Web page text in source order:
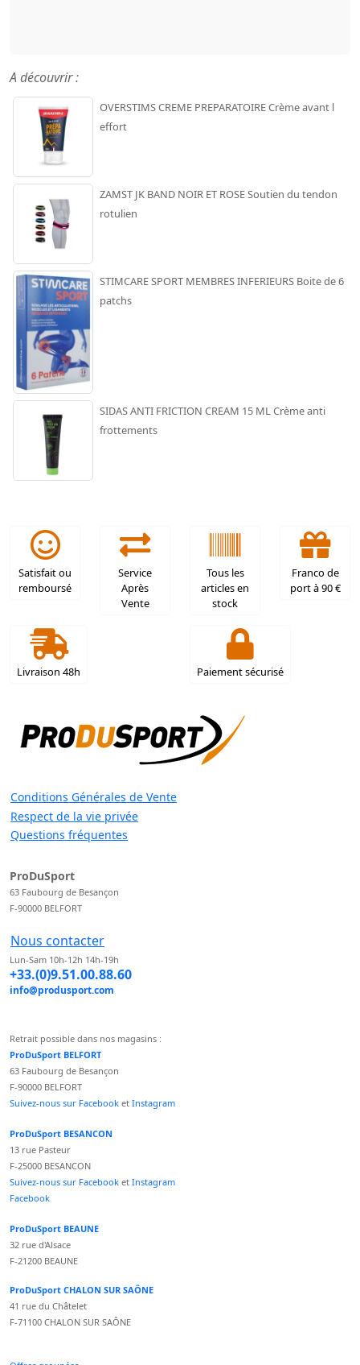
A découvrir :
OVERSTIMS CREME PREPARATOIRE Crème avant l
effort
ZAMST JK BAND NOIR ET ROSE Soutien du tendon
rotulien
STIMCARE SPORT MEMBRES INFERIEURS Boite de 6
patchs
SIDAS ANTI FRICTION CREAM 15 ML Crème anti
frottements
Satisfait ou
remboursé
Service
Après
Vente
Tous les
articles en
stock
Franco de
port à 90 €
Livraison 48h Paiement sécurisé
Conditions Générales de Vente
Respect de la vie privée
Questions fréquentes
ProDuSport
63 Faubourg de Besançon
F-90000 BELFORT
Nous contacter
Lun-Sam 10h-12h 14h-19h
+33.(0)9.51.00.88.60
info@produsport.com
Retrait possible dans nos magasins :
ProDuSport BELFORT
63 Faubourg de Besançon
F-90000 BELFORT
Suivez-nous sur Facebook et Instagram
ProDuSport BESANCON
13 rue Pasteur
F-25000 BESANCON
Suivez-nous sur Facebook et Instagram
Facebook
ProDuSport BEAUNE
32 rue d'Alsace
F-21200 BEAUNE
ProDuSport CHALON SUR SAÔNE
41 rue du Châtelet
F-71100 CHALON SUR SAÔNE